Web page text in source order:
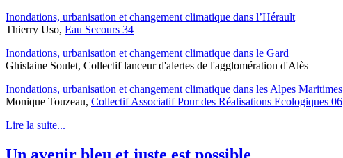
Inondations, urbanisation et changement climatique dans l’Hérault
Thierry Uso, Eau Secours 34
Inondations, urbanisation et changement climatique dans le Gard
Ghislaine Soulet, Collectif lanceur d'alertes de l'agglomération d'Alès
Inondations, urbanisation et changement climatique dans les Alpes Maritimes
Monique Touzeau, Collectif Associatif Pour des Réalisations Ecologiques 06
Lire la suite...
Un avenir bleu et juste est possible